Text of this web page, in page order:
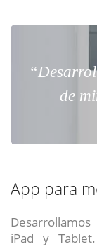
de
App para
iPad y